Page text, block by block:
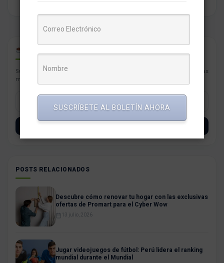
Suscríbete con tu correo a nuestro newsletter semanal con las noticias
más resaltantes para tu negocio.
POSTS RELACIONADOS
Descubre cómo renovar tu hogar con las exclusivas
ofertas de Promart para el Cyber Wow
13 julio, 2026
Jugar videojuegos de fútbol: Perú lidera el ranking
mundial durante el Mundial
SUSCRÍBETE AL BOLETÍN AHORA